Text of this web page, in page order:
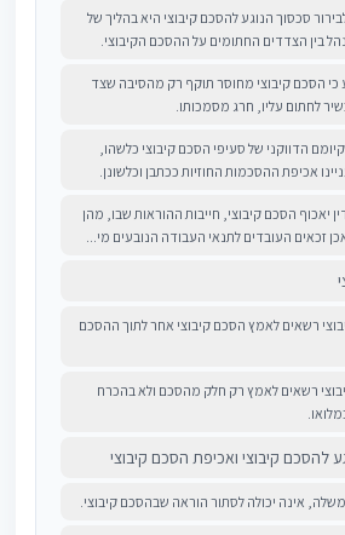
סכסוך הנוגע להסכם קיבוצי היא בהליך של
בין הצדדים החתומים על ההסכם הקיבוצי.
כי הסכם קיבוצי מחוסר תוקף רק מהסיבה שצד
לחתום עליו, חרג מסמכותו.
הדווקני של סעיפי הסכם קיבוצי כלשהו,
אכיפת ההסכמות החוזיות ככתבן וכלשונן.
יאכוף הסכם קיבוצי, חייבות ההוראות שבו, מהן
זכאים העובדים לתנאי העבודה הנובעים מי...
רשאים לאמץ הסכם קיבוצי אחר לתוך ההסכם
רשאים לאמץ רק חלק מהסכם ולא בהכרח
להסכם קיבוצי ואכיפת הסכם קיבוצי